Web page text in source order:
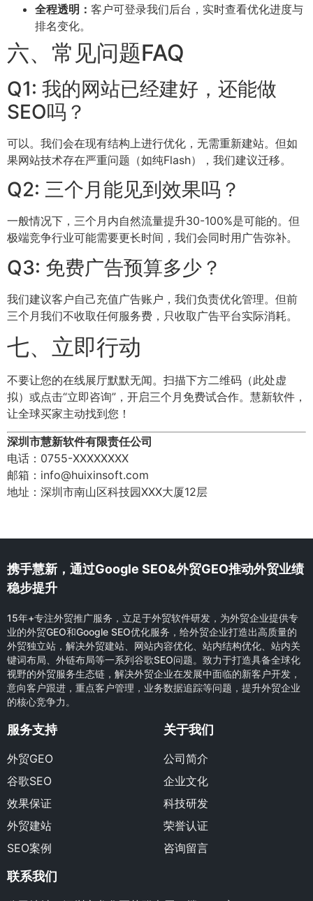
全程透明： 客户可登录我们后台，实时查看优化进度与
排名变化。
六、常见问题FAQ
Q1: 我的网站已经建好，还能做
SEO吗？
可以。我们会在现有结构上进行优化，无需重新建站。但如
果网站技术存在严重问题（如纯Flash），我们建议迁移。
Q2: 三个月能见到效果吗？
一般情况下，三个月内自然流量提升30-100%是可能的。但
极端竞争行业可能需要更长时间，我们会同时用广告弥补。
Q3: 免费广告预算多少？
我们建议客户自己充值广告账户，我们负责优化管理。但前
三个月我们不收取任何服务费，只收取广告平台实际消耗。
七、立即行动
不要让您的在线展厅默默无闻。扫描下方二维码（此处虚
拟）或点击“立即咨询”，开启三个月免费试合作。慧新软件，
让全球买家主动找到您！
深圳市慧新软件有限责任公司
电话：0755-XXXXXXXX
邮箱：info@huixinsoft.com
地址：深圳市南山区科技园XXX大厦12层
携手慧新，通过Google SEO&外贸GEO推动外贸业绩
稳步提升
15年+专注外贸推广服务，立足于外贸软件研发，为外贸企业提供专
业的外贸GEO和Google SEO优化服务，给外贸企业打造出高质量的
外贸独立站，解决外贸建站、网站内容优化、站内结构优化、站内关
键词布局、外链布局等一系列谷歌SEO问题。致力于打造具备全球化
视野的外贸服务生态链，解决外贸企业在发展中面临的新客户开发，
意向客户跟进，重点客户管理，业务数据追踪等问题，提升外贸企业
的核心竞争力。
服务支持
外贸GEO
谷歌SEO
效果保证
外贸建站
SEO案例
关于我们
公司简介
企业文化
科技研发
荣誉认证
咨询留言
联系我们